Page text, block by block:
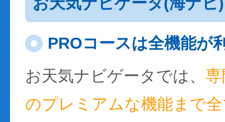
PROコースは全機能が
お天気ナビゲータでは、
のプレミアムな機能まで